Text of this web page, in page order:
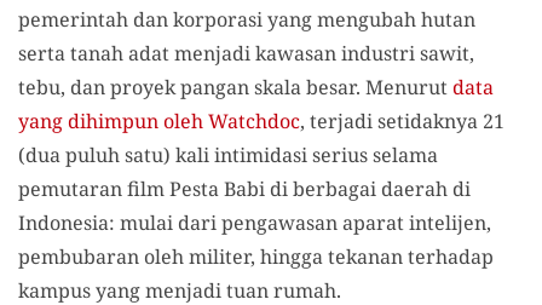
pemerintah dan korporasi yang mengubah hutan
serta tanah adat menjadi kawasan industri sawit,
tebu, dan proyek pangan skala besar. Menurutdata
yang dihimpun oleh Watchdoc, terjadi setidaknya 21
(dua puluh satu) kali intimidasi serius selama
pemutaran film Pesta Babi di berbagai daerah di
Indonesia: mulai dari pengawasan aparat intelijen,
pembubaran oleh militer, hingga tekanan terhadap
kampus yang menjadi tuan rumah.